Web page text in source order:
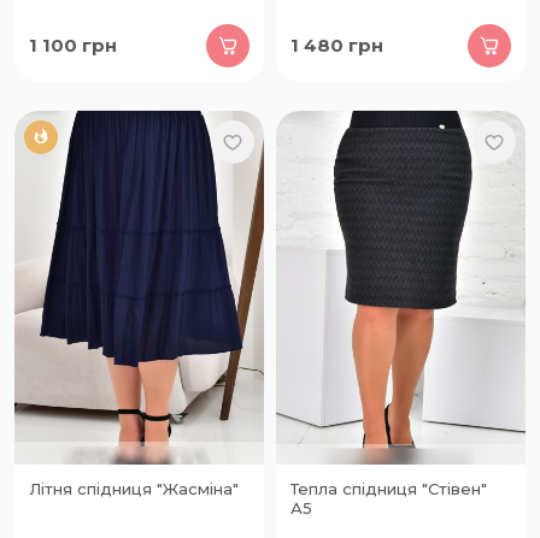
1 100 грн 1 480 грн
Літня спідниця "Жасміна"
Тепла спідниця "Стівен"
А5